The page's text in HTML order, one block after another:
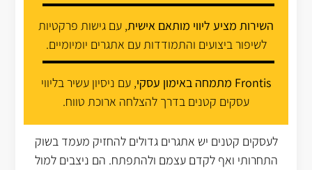
השירות מציע ליווי מותאם אישית, עם גישות פרקטיות
לשיפור ביצועים והתמודדות עם אתגרים יומיומיים.
Frontis מתמחה באימון עסקי
, עם ניסיון עשיר בליווי
עסקים קטנים בדרך להצלחה ארוכת טווח.
לעסקים קטנים יש אתגרים גדולים להחזיק מעמד בשוק
התחרותי ואף לקדם עצמם ולהתפתח. הם ניצבים למול